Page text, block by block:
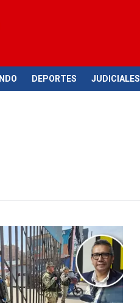
DEPORTES JUDICIALES